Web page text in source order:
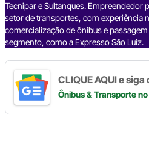
Tecnipar e Sultanques. Empreendedor
setor de transportes, com experiência
comercialização de ônibus e
segmento, como a Expresso São Luiz.
CLIQUE AQUI e siga
Ônibus & Transporte